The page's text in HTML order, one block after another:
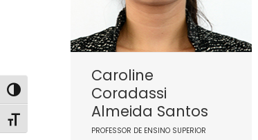
Alternar alto contraste
Alternar tamanho da fonte
Caroline
Coradassi
Almeida Santos
PROFESSOR DE ENSINO SUPERIOR